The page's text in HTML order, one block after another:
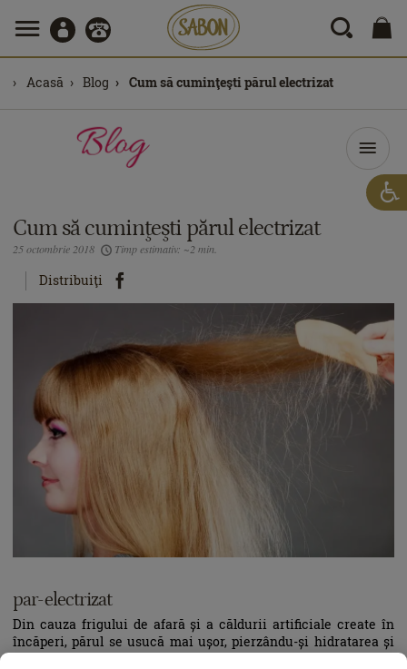
Acasă Blog Cum să cuminţeşti părul electrizat
Cum să cuminţeşti părul electrizat
25 octombrie 2018 Timp estimativ: ~2 min.
Distribuiţi
par-electrizat
Din cauza frigului de afară și a căldurii artificiale create în
încăperi, părul se usucă mai ușor, pierzându-și hidratarea și
elasticitatea. Iar cu un păr electrizat, orice coafură pare